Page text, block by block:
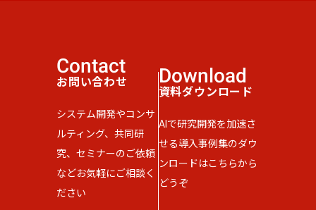
Contact
お問い合わせ
システム開発やコンサ
ルティング、共同研
究、セミナーのご依頼
などお気軽にご相談く
ださい
Download
資料ダウンロード
AIで研究開発を加速さ
せる導入事例集のダウ
ンロードはこちらから
どうぞ